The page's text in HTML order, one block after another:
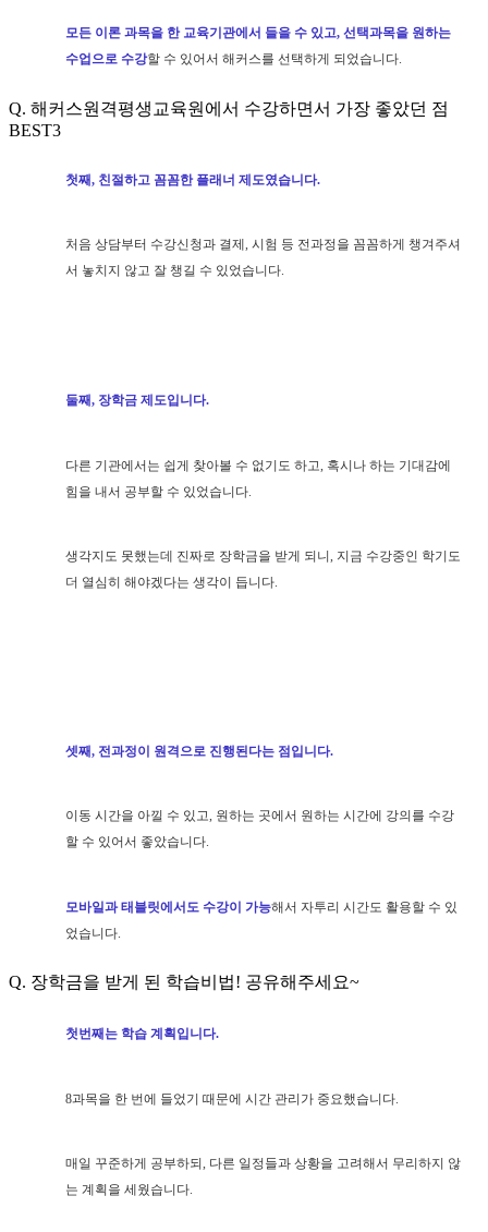
모든 이론 과목을 한 교육기관에서 들을 수 있고, 선택과목을 원하는
수업으로 수강할 수 있어서 해커스를 선택하게 되었습니다.
Q. 해커스원격평생교육원에서 수강하면서 가장 좋았던 점
BEST3
첫째, 친절하고 꼼꼼한 플래너 제도였습니다.
처음 상담부터 수강신청과 결제, 시험 등 전과정을 꼼꼼하게 챙겨주셔
서 놓치지 않고 잘 챙길 수 있었습니다.
둘째, 장학금 제도입니다.
다른 기관에서는 쉽게 찾아볼 수 없기도 하고, 혹시나 하는 기대감에
힘을 내서 공부할 수 있었습니다.
생각지도 못했는데 진짜로 장학금을 받게 되니, 지금 수강중인 학기도
더 열심히 해야겠다는 생각이 듭니다.
셋째, 전과정이 원격으로 진행된다는 점입니다.
이동 시간을 아낄 수 있고, 원하는 곳에서 원하는 시간에 강의를 수강
할 수 있어서 좋았습니다.
모바일과 태블릿에서도 수강이 가능해서 자투리 시간도 활용할 수 있
었습니다.
Q. 장학금을 받게 된 학습비법! 공유해주세요~
첫번째는 학습 계획입니다.
8과목을 한 번에 들었기 때문에 시간 관리가 중요했습니다.
매일 꾸준하게 공부하되, 다른 일정들과 상황을 고려해서 무리하지 않
는 계획을 세웠습니다.